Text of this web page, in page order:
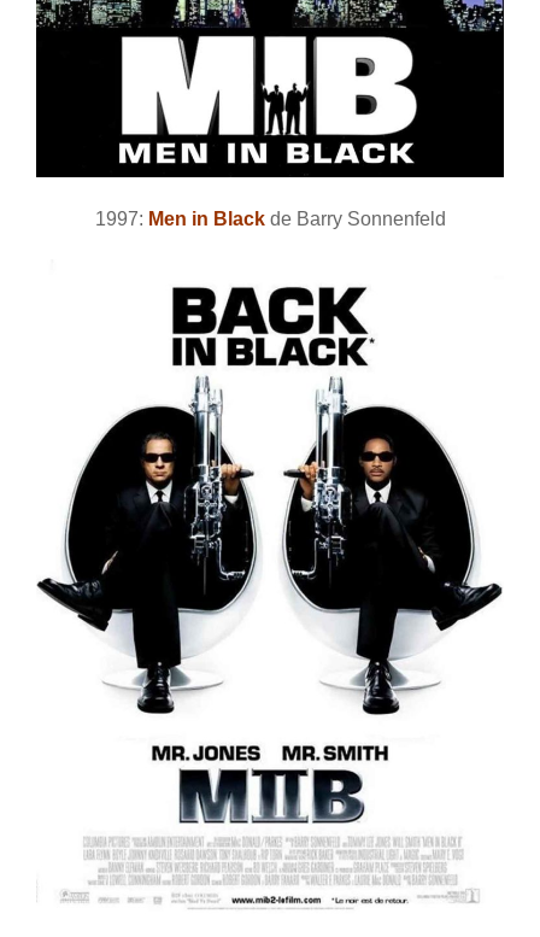
1997: Men in Blackde Barry Sonnenfeld